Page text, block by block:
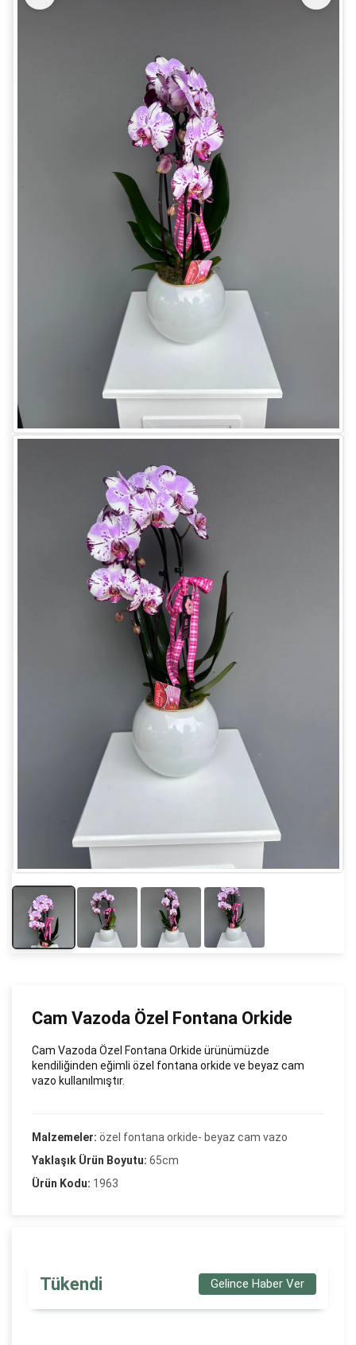
Cam Vazoda Özel Fontana Orkide
Cam Vazoda Özel Fontana Orkide ürünümüzde
kendiliğinden eğimli özel fontana orkide ve beyaz cam
vazo kullanılmıştır.
Malzemeler: özel fontana orkide- beyaz cam vazo
Yaklaşık Ürün Boyutu: 65cm
Ürün Kodu: 1963
Tükendi Gelince Haber Ver